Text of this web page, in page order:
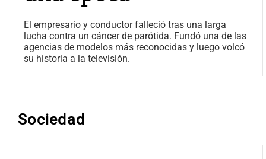
El empresario y conductor falleció tras una larga
lucha contra un cáncer de parótida. Fundó una de las
agencias de modelos más reconocidas y luego volcó
su historia a la televisión.
Sociedad